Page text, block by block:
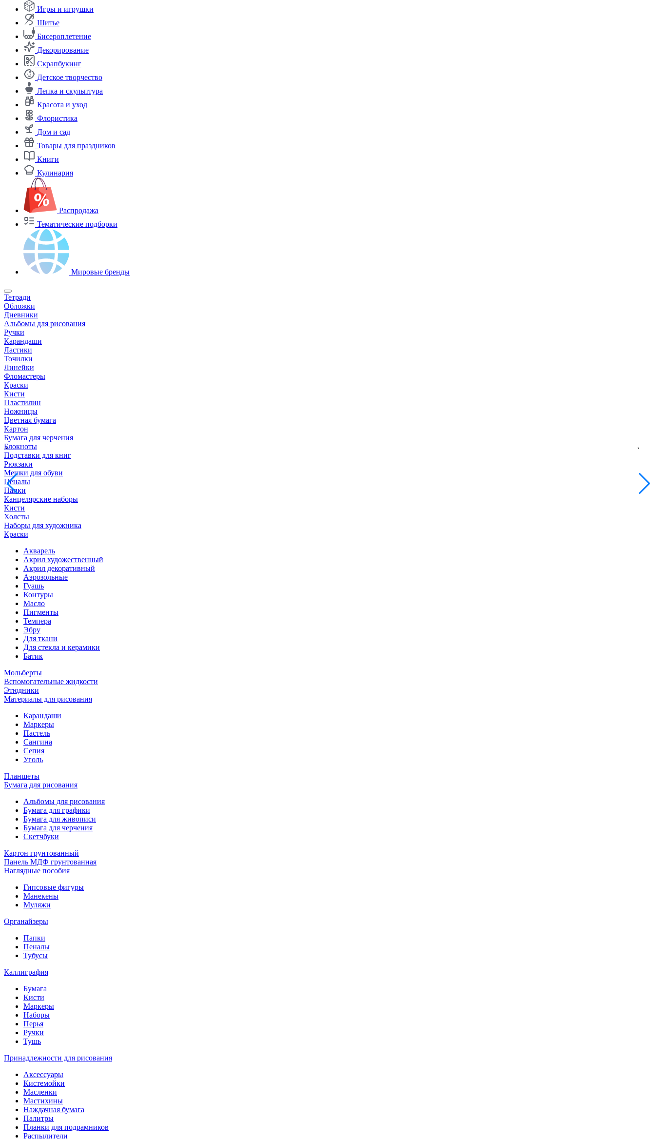
Игры и игрушки
Шитье
Бисероплетение
Декорирование
Скрапбукинг
Детское творчество
Лепка и скульптура
Красота и уход
Флористика
Дом и сад
Товары для праздников
Книги
Кулинария
Распродажа
Тематические подборки
Мировые бренды
Тетради
Обложки
Дневники
Альбомы для рисования
Ручки
Карандаши
Ластики
Точилки
Линейки
Фломастеры
Краски
Кисти
Пластилин
Ножницы
Цветная бумага
Картон
Бумага для черчения
Блокноты
Подставки для книг
Рюкзаки
Мешки для обуви
Пеналы
Папки
Канцелярские наборы
Кисти
Холсты
Наборы для художника
Краски
Акварель
Акрил художественный
Акрил декоративный
Аэрозольные
Гуашь
Контуры
Масло
Пигменты
Темпера
Эбру
Для ткани
Для стекла и керамики
Батик
Мольберты
Вспомогательные жидкости
Этюдники
Материалы для рисования
Карандаши
Маркеры
Пастель
Сангина
Сепия
Уголь
Планшеты
Бумага для рисования
Альбомы для рисования
Бумага для графики
Бумага для живописи
Бумага для черчения
Скетчбуки
Картон грунтованный
Панель МДФ грунтованная
Наглядные пособия
Гипсовые фигуры
Манекены
Муляжи
Органайзеры
Папки
Пеналы
Тубусы
Каллиграфия
Бумага
Кисти
Маркеры
Наборы
Перья
Ручки
Тушь
Принадлежности для рисования
Аксессуары
Кистемойки
Масленки
Мастихины
Наждачная бумага
Палитры
Планки для подрамников
Распылители